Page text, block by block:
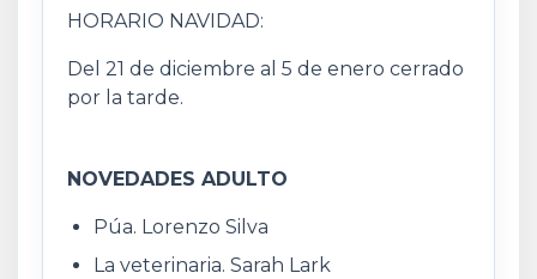
HORARIO NAVIDAD:
Del 21 de diciembre al 5 de enero cerrado
por la tarde.
NOVEDADES ADULTO
Púa. Lorenzo Silva
La veterinaria. Sarah Lark